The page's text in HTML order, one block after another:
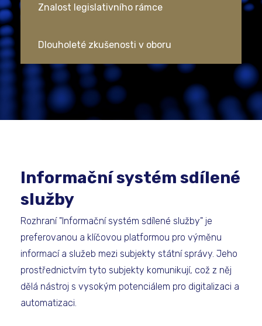
Znalost legislativního rámce
Dlouholeté zkušenosti v oboru
Informační systém sdílené
služby
Rozhraní "Informační systém sdílené služby" je
preferovanou a klíčovou platformou pro výměnu
informací a služeb mezi subjekty státní správy. Jeho
prostřednictvím tyto subjekty komunikují, což z něj
dělá nástroj s vysokým potenciálem pro digitalizaci a
automatizaci.